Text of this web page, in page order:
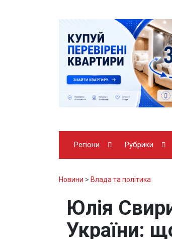
Регіони Рубрики
Новини > Влада та політика
Юлія
України: